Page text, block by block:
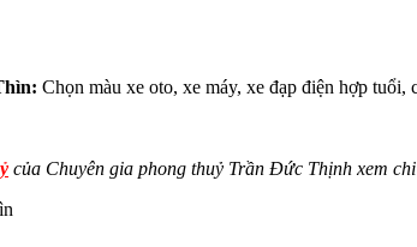
Chọn màu xe oto, xe máy, xe đạp điện hợp
của Chuyên gia phong thuỷ Trần Đức Thịnh xem